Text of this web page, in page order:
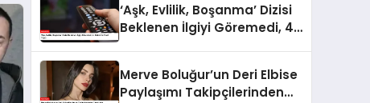
Yasağı
‘Aşk, Evlilik, Boşanma’ Dizisi
Beklenen İlgiyi Göremedi, 4.
Merve Boluğur’un Deri Elbise
Paylaşımı Takipçilerinden